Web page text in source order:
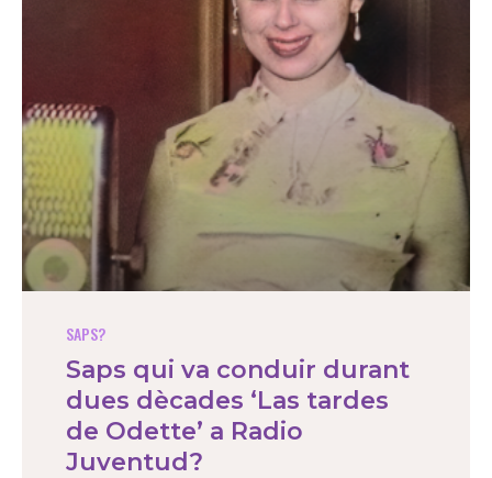
SAPS?
Saps qui va conduir durant
dues dècades ‘Las tardes
de Odette’ a Radio
Juventud?